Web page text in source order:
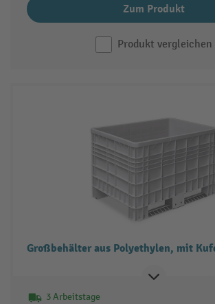
Zum Produkt
Produkt vergleichen
Großbehälter aus Polyethylen, mit
3 Arbeitstage